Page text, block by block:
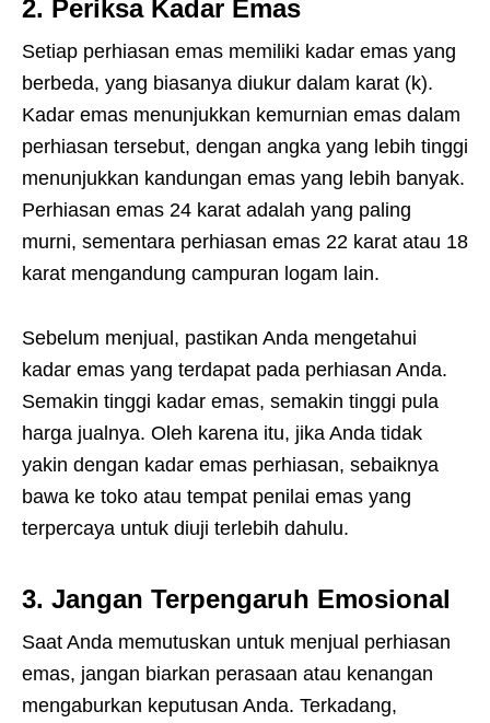
2. Periksa Kadar Emas
Setiap perhiasan emas memiliki kadar emas yang
berbeda, yang biasanya diukur dalam karat (k).
Kadar emas menunjukkan kemurnian emas dalam
perhiasan tersebut, dengan angka yang lebih tinggi
menunjukkan kandungan emas yang lebih banyak.
Perhiasan emas 24 karat adalah yang paling
murni, sementara perhiasan emas 22 karat atau 18
karat mengandung campuran logam lain.
Sebelum menjual, pastikan Anda mengetahui
kadar emas yang terdapat pada perhiasan Anda.
Semakin tinggi kadar emas, semakin tinggi pula
harga jualnya. Oleh karena itu, jika Anda tidak
yakin dengan kadar emas perhiasan, sebaiknya
bawa ke toko atau tempat penilai emas yang
terpercaya untuk diuji terlebih dahulu.
3. Jangan Terpengaruh Emosional
Saat Anda memutuskan untuk menjual perhiasan
emas, jangan biarkan perasaan atau kenangan
mengaburkan keputusan Anda. Terkadang,